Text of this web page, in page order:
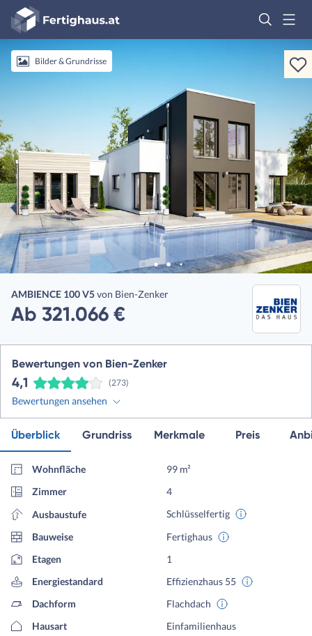
Fertighaus
Logo
AnmeldenBilder & Grundrisse
AMBIENCE 100 V5von Bien-Zenker
Ab 321.066 €
Bewertungen von Bien-Zenker
4,1 (273)
Bewertungen ansehen
Überblick Grundriss Merkmale Preis
Wohnfläche
99 m²
Zimmer
4
Ausbaustufe
Schlüsselfertig
Bauweise
Fertighaus
Etagen
1
Energiestandard
Effizienzhaus 55
Dachform
Flachdach
Hausart
Einfamilienhaus